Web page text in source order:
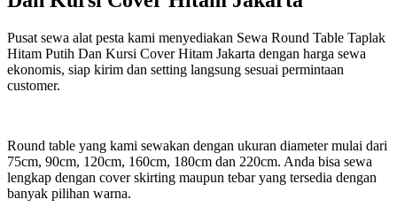
Pusat sewa alat pesta kami menyediakan Sewa Round Table Taplak
Hitam Putih Dan Kursi Cover Hitam Jakarta dengan harga sewa
ekonomis, siap kirim dan setting langsung sesuai permintaan
customer.
Round table yang kami sewakan dengan ukuran diameter mulai dari
75cm, 90cm, 120cm, 160cm, 180cm dan 220cm. Anda bisa sewa
lengkap dengan cover skirting maupun tebar yang tersedia dengan
banyak pilihan warna.